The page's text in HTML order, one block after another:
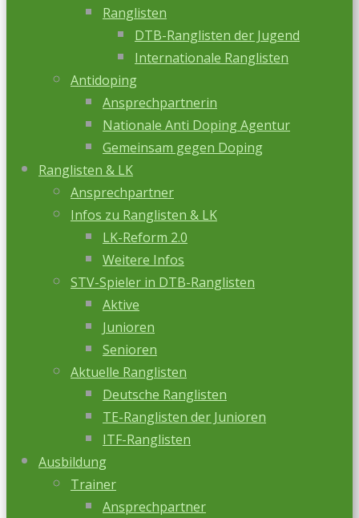
Ranglisten
DTB-Ranglisten der Jugend
Internationale Ranglisten
Antidoping
Ansprechpartnerin
Nationale Anti Doping Agentur
Gemeinsam gegen Doping
Ranglisten & LK
Ansprechpartner
Infos zu Ranglisten & LK
LK-Reform 2.0
Weitere Infos
STV-Spieler in DTB-Ranglisten
Aktive
Junioren
Senioren
Aktuelle Ranglisten
Deutsche Ranglisten
TE-Ranglisten der Junioren
ITF-Ranglisten
Ausbildung
Trainer
Ansprechpartner